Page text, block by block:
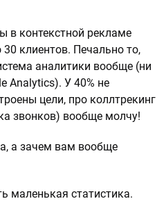
в контекстной рекламе
клиентов. Печально то,
аналитики вообще (ни
Analytics). У 40% не
цели, про коллтрекинг
звонков) вообще молчу!
а зачем вам вообще
маленькая статистика.